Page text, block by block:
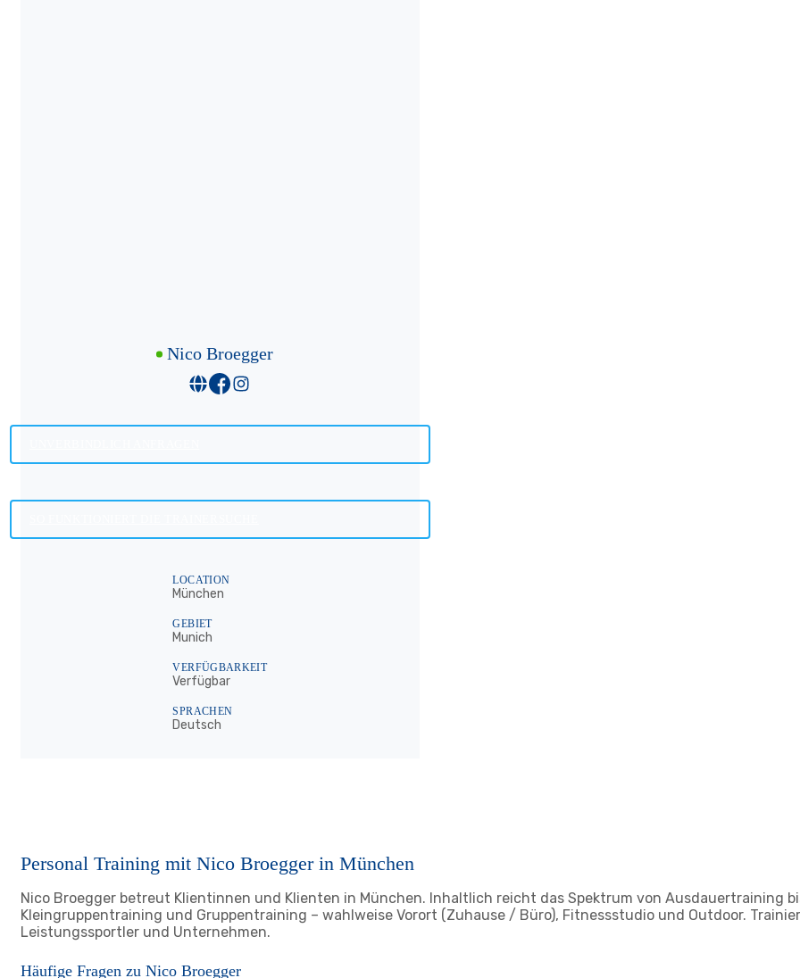
Nico Broegger
LOCATION
München
GEBIET
Munich
VERFÜGBARKEIT
Verfügbar
SPRACHEN
Deutsch
Personal Training mit Nico Broegger in München
Nico Broegger betreut Klientinnen und Klienten in München. Inhaltlich reicht das Spektrum von Ausdauertraining
Kleingruppentraining und Gruppentraining – wahlweise Vorort (Zuhause / Büro), Fitnessstudio und Outdoor.
Leistungssportler und Unternehmen.
Häufige Fragen zu Nico Broegger